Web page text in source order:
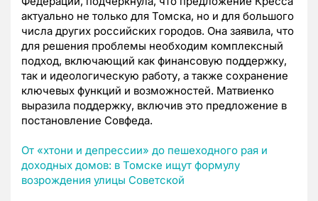
актуально не только для Томска, но и для большого
числа других российских городов. Она заявила, что
для решения проблемы необходим комплексный
подход, включающий как финансовую поддержку,
так и идеологическую работу, а также сохранение
ключевых функций и возможностей. Матвиенко
выразила поддержку, включив это предложение в
постановление Совфеда.
От «хтони и депрессии» до пешеходного рая и
доходных домов: в Томске ищут формулу
возрождения улицы Советской